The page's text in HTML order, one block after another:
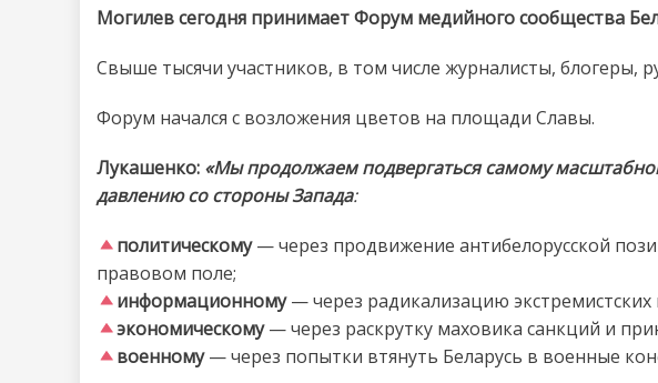
Могилев сегодня принимает Форум медийного сообщества
Свыше тысячи участников, в том числе журналисты, блогеры,
Форум начался с возложения цветов на площади Славы.
Лукашенко: «Мы продолжаем подвергаться самому
давлению со стороны Запада:
политическому— через продвижение антибелорусской
правовом поле;
информационному— через радикализацию экстремистских
экономическому— через раскрутку маховика санкций и
военному— через попытки втянуть Беларусь в военные